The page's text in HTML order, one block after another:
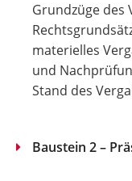
Grundzüge des
materielles
und
Stand des
Baustein 2 –